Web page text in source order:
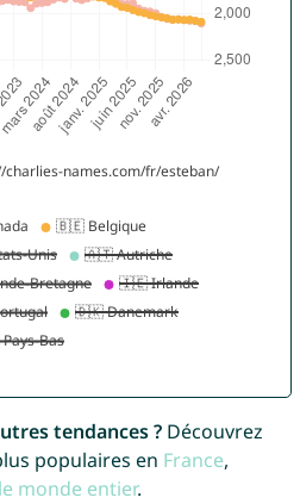
tendances ?Découvrez
populaires en France,
monde entier.